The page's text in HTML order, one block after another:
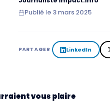
Publié le 3 mars 2025
PARTAGER LinkedIn
vous plaire